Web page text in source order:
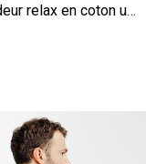
Débardeur relax en coton uni noir